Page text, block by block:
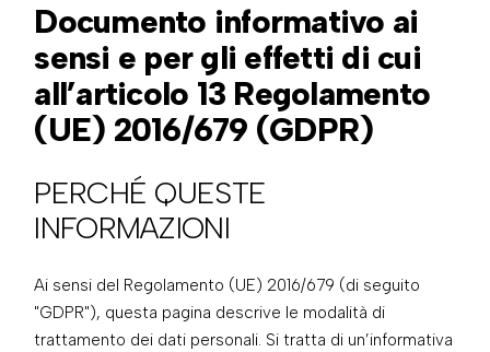
Documento informativo ai
sensi e per gli effetti di cui
all’articolo 13 Regolamento
(UE) 2016/679 (GDPR)
PERCHÉ QUESTE
INFORMAZIONI
Ai sensi del Regolamento (UE) 2016/679 (di seguito
"GDPR"), questa pagina descrive le modalità di
trattamento dei dati personali. Si tratta di un’informativa